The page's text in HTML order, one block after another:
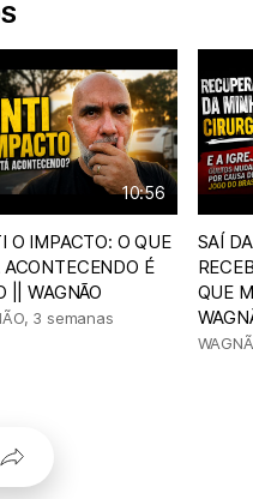
10:56
O IMPACTO: O QUE
ACONTECENDO É
|| WAGNÃO
, 3 semanas
SAÍ
QUE